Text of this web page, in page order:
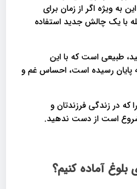
به ویژه اگر از زمان برای
با یک چالش جدید استفاده
طبیعی است که با این
پایان رسیده است، احساس غم و
در زندگی فرزندتان و
است از دست ندهید.
بلوغ آماده کنیم؟